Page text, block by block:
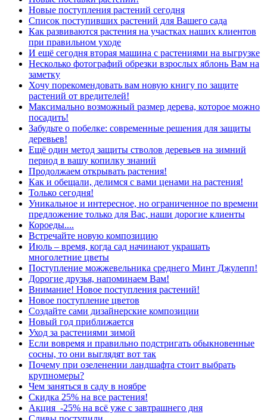
Новые поступления растений сегодня
Список поступивших растений для Вашего сада
Как развиваются растения на участках наших клиентов
при правильном уходе
И ещё сегодня вторая машина с растениями на выгрузке
Несколько фотографий обрезки взрослых яблонь Вам на
заметку
Хочу порекомендовать вам новую книгу по защите
растений от вредителей!
Максимально возможный размер дерева, которое можно
посадить!
Забудьте о побелке: современные решения для защиты
деревьев!
Ещё один метод защиты стволов деревьев на зимний
период в вашу копилку знаний
Продолжаем открывать растения!
Как и обещали, делимся с вами ценами на растения!
Только сегодня!
Уникальное и интересное, но ограниченное по времени
предложение только для Вас, наши дорогие клиенты
Короеды....
Встречайте новую композицию
Июль – время, когда сад начинают украшать
многолетние цветы
Поступление можжевельника среднего Минт Джулепп!
Дорогие друзья, напоминаем Вам!
Внимание! Новое поступления растений!
Новое поступление цветов
Создайте сами дизайнерские композиции
Новый год приближается
Уход за растениями зимой
Если вовремя и правильно подстригать обыкновенные
сосны, то они выглядят вот так
Почему при озеленении ландшафта стоит выбрать
крупномеры?
Чем заняться в саду в ноябре
Скидка 25% на все растения!
Акция -25% на всё уже с завтрашнего дня